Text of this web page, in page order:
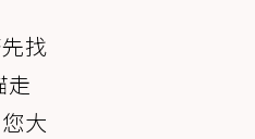
找
走
大